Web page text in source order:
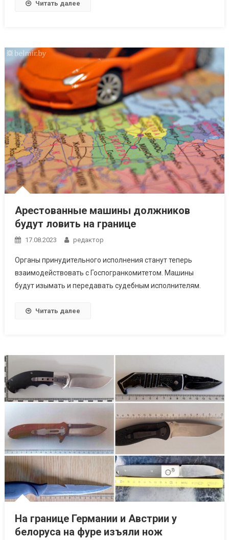
Читать далее
Арестованные машины должников
будут ловить на границе
17.08.2023 редактор
Органы принудительного исполнения станут теперь
взаимодействовать с Госпогранкомитетом. Машины
будут изымать и передавать судебным исполнителям.
Читать далее
На границе Германии и Австрии у
белоруса на фуре изъяли нож